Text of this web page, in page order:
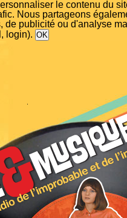
le contenu du
Nous partageons
de publicité ou d'analyse
login).